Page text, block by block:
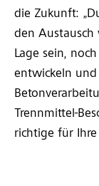
die Zukunft:
den Austausch
Lage sein,
entwickeln
Trennmittel-
richtige für Ihre